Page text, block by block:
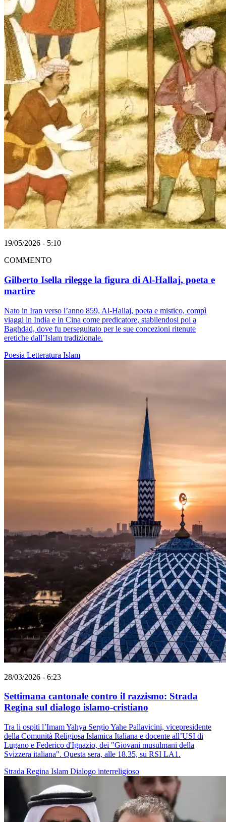
19/05/2026 - 5:10
COMMENTO
Gilberto Isella rilegge la figura di Al-Hallaj, poeta e
martire
Nato in Iran verso l’anno 859, Al-Hallaj, poeta e mistico, compì
viaggi in India e in Cina come predicatore, stabilendosi poi a
Baghdad, dove fu perseguitato per le sue concezioni ritenute
eretiche dall’Islam tradizionale.
Poesia Letteratura Islam
28/03/2026 - 6:23
Settimana cantonale contro il razzismo: Strada
Regina sul dialogo islamo-cristiano
Tra li ospiti l’Imam Yahya Sergio Yahe Pallavicini, vicepresidente
della Comunità Religiosa Islamica Italiana e docente all’USI di
Lugano e Federico d'Ignazio, dei "Giovani musulmani della
Svizzera italiana". Questa sera, alle 18.35, su RSI LA1.
Strada Regina Islam Dialogo interreligioso